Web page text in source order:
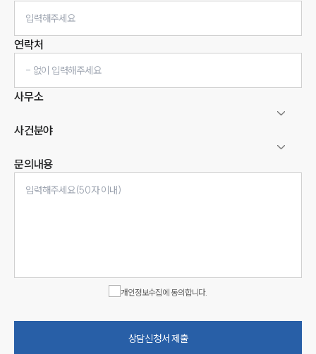
연락처
사무소
사건분야
문의내용
개인정보수집에 동의합니다.
상담신청서 제출